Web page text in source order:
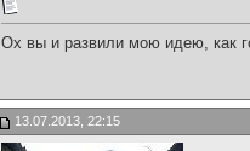
Ох вы и развили мою идею, как
13.07.2013, 22:15